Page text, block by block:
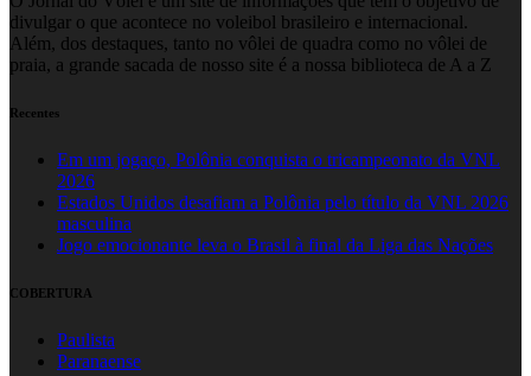
divulgar o que acontece no voleibol brasileiro e internacional.
Além, dos destaques, tanto no vôlei de quadra como no vôlei de
praia, a grande sacada de nosso site é a nossa biblioteca de A a Z
Recentes
Em um jogaço, Polônia conquista o tricampeonato da VNL
2026
Estados Unidos desafiam a Polônia pelo título da VNL 2026
masculina
Jogo emocionante leva o Brasil à final da Liga das Nações
COBERTURA
Paulista
Paranaense